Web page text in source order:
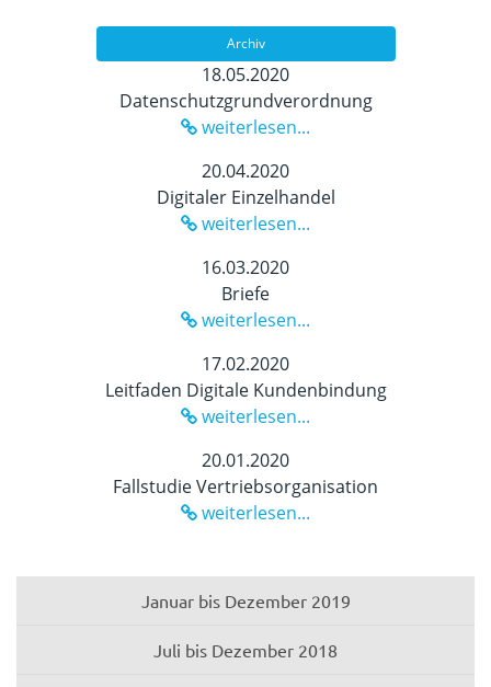
Archiv
18.05.2020
Datenschutzgrundverordnung
weiterlesen...
20.04.2020
Digitaler Einzelhandel
weiterlesen...
16.03.2020
Briefe
weiterlesen...
17.02.2020
Leitfaden Digitale Kundenbindung
weiterlesen...
20.01.2020
Fallstudie Vertriebsorganisation
weiterlesen...
Januar bis Dezember 2019
Juli bis Dezember 2018